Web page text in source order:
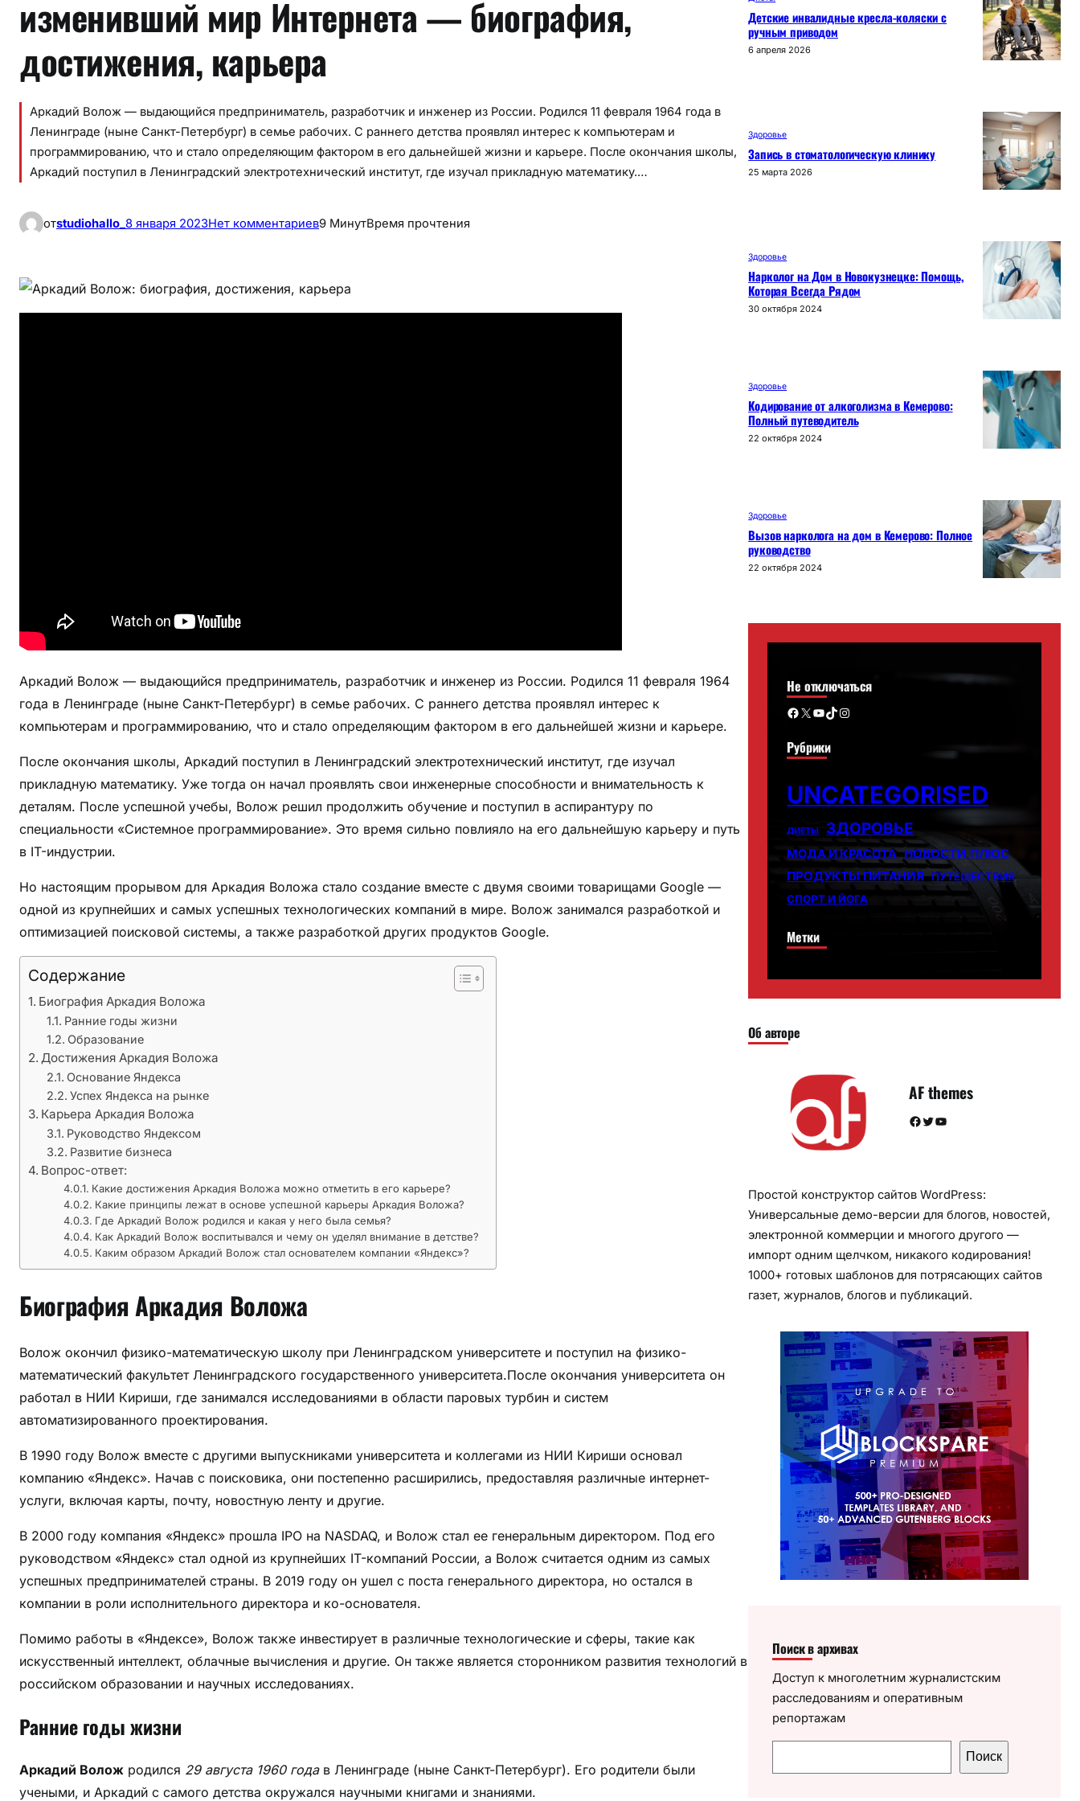
изменивший мир Интернета — биография,
достижения, карьера
Аркадий Волож — выдающийся предприниматель, разработчик и инженер из России. Родился 11 февраля 1964 года в
Ленинграде (ныне Санкт-Петербург) в семье рабочих. С раннего детства проявлял интерес к компьютерам и
программированию, что и стало определяющим фактором в его дальнейшей жизни и карьере. После окончания школы,
Аркадий поступил в Ленинградский электротехнический институт, где изучал прикладную математику.…
отstudiohallo_ 8 января 2023Нет комментариевк
к
й
г
е
и
й
,
и
е
н
и
н
е
т
а
—
г
о
т
ж
е
я
,
ь
е
9 МинутВремя прочтения
Аркадий Волож — выдающийся предприниматель, разработчик и инженер из России. Родился 11 февраля 1964
года в Ленинграде (ныне Санкт-Петербург) в семье рабочих. С раннего детства проявлял интерес к
компьютерам и программированию, что и стало определяющим фактором в его дальнейшей жизни и карьере.
После окончания школы, Аркадий поступил в Ленинградский электротехнический институт, где изучал
прикладную математику. Уже тогда он начал проявлять свои инженерные способности и внимательность к
деталям. После успешной учебы, Волож решил продолжить обучение и поступил в аспирантуру по
специальности «Системное программирование». Это время сильно повлияло на его дальнейшую карьеру и путь
в IT-индустрии.
Но настоящим прорывом для Аркадия Воложа стало создание вместе с двумя своими товарищами Google —
одной из крупнейших и самых успешных технологических компаний в мире. Волож занимался разработкой и
оптимизацией поисковой системы, а также разработкой других продуктов Google.
Содержание
Биография Аркадия Воложа
Ранние годы жизни
Образование
Достижения Аркадия Воложа
Основание Яндекса
Успех Яндекса на рынке
Карьера Аркадия Воложа
Руководство Яндексом
Развитие бизнеса
Вопрос-ответ:
Какие достижения Аркадия Воложа можно отметить в его карьере?
Какие принципы лежат в основе успешной карьеры Аркадия Воложа?
Где Аркадий Волож родился и какая у него была семья?
Как Аркадий Волож воспитывался и чему он уделял внимание в детстве?
Каким образом Аркадий Волож стал основателем компании «Яндекс»?
Биография Аркадия Воложа
Волож окончил физико-математическую школу при Ленинградском университете и поступил на физико-
математический факультет Ленинградского государственного университета.После окончания университета он
работал в НИИ Кириши, где занимался исследованиями в области паровых турбин и систем
автоматизированного проектирования.
В 1990 году Волож вместе с другими выпускниками университета и коллегами из НИИ Кириши основал
компанию «Яндекс». Начав с поисковика, они постепенно расширились, предоставляя различные интернет-
услуги, включая карты, почту, новостную ленту и другие.
В 2000 году компания «Яндекс» прошла IPO на NASDAQ, и Волож стал ее генеральным директором. Под его
руководством «Яндекс» стал одной из крупнейших IT-компаний России, а Волож считается одним из самых
успешных предпринимателей страны. В 2019 году он ушел с поста генерального директора, но остался в
компании в роли исполнительного директора и ко-основателя.
Помимо работы в «Яндексе», Волож также инвестирует в различные технологические и сферы, такие как
искусственный интеллект, облачные вычисления и другие. Он также является сторонником развития технологий в
российском образовании и научных исследованиях.
Ранние годы жизни
Аркадий Волож родился 29 августа 1960 годав Ленинграде (ныне Санкт-Петербург). Его родители были
учеными, и Аркадий с самого детства окружался научными книгами и знаниями.
Детские инвалидные кресла-коляски с
ручным приводом
6 апреля 2026
Здоровье
Запись в стоматологическую клинику
25 марта 2026
Здоровье
Нарколог на Дом в Новокузнецке: Помощь,
Которая Всегда Рядом
30 октября 2024
Здоровье
Кодирование от алкоголизма в Кемерово:
Полный путеводитель
22 октября 2024
Здоровье
Вызов нарколога на дом в Кемерово: Полное
руководство
22 октября 2024
Не отключаться
Facebook X YouTube TikTok Instagram
Рубрики
UNCATEGORISED
ДИЕТЫ ЗДОРОВЬЕ
МОДА И КРАСОТА НОВОСТИ ПЛЮС
ПРОДУКТЫ ПИТАНИЯ ПУТЕШЕСТВИЯ
СПОРТ И ЙОГА
Метки
Об авторе
AF themes
Facebook Twitter YouTube
Простой конструктор сайтов WordPress:
Универсальные демо-версии для блогов, новостей,
электронной коммерции и многого другого —
импорт одним щелчком, никакого кодирования!
1000+ готовых шаблонов для потрясающих сайтов
газет, журналов, блогов и публикаций.
Поиск в архивах
Доступ к многолетним журналистским
расследованиям и оперативным
репортажам
о
Поиск